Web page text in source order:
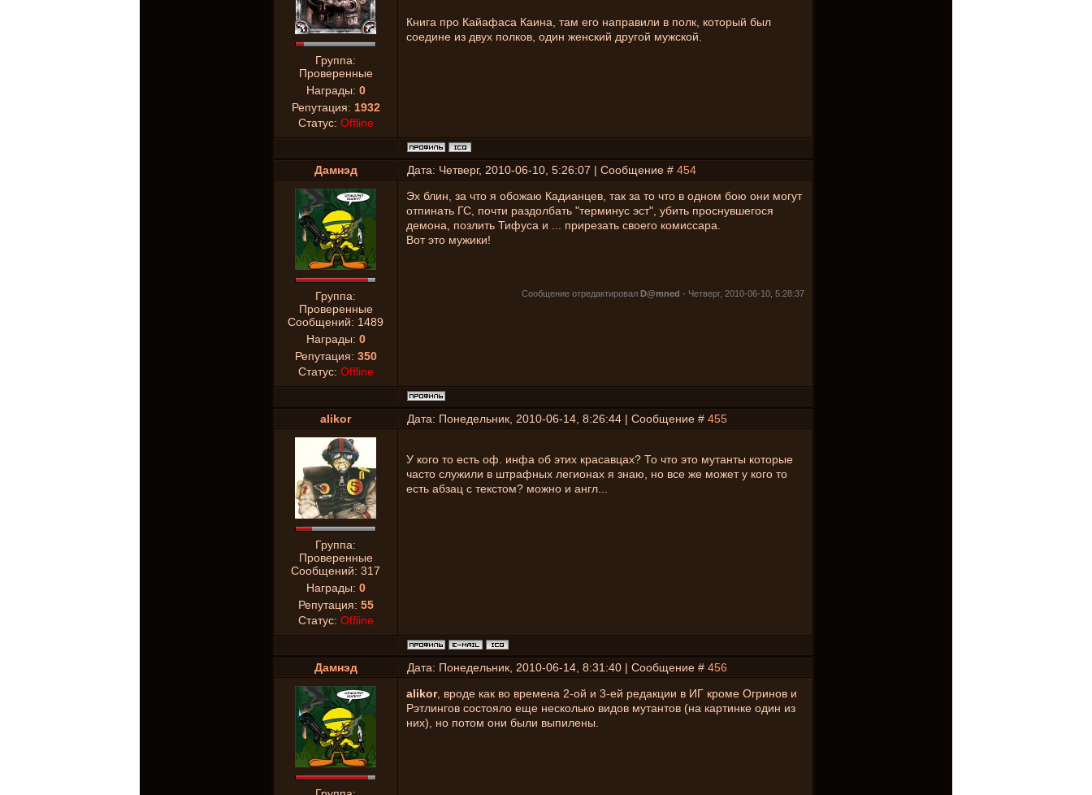
Группа:
Проверенные
Награды: 0
Репутация: 1932
Статус: Offline
Книга про Кайафаса Каина, там его направили в полк, который был
соедине из двух полков, один женский другой мужской.
Дамнэд Дата: Четверг, 2010-06-10, 5:26:07 | Сообщение # 454
Группа:
Проверенные
Сообщений: 1489
Награды: 0
Репутация: 350
Статус: Offline
Эх блин, за что я обожаю Кадианцев, так за то что в одном бою они могут
отпинать ГС, почти раздолбать "терминус эст", убить проснувшегося
демона, позлить Тифуса и ... прирезать своего комиссара.
Вот это мужики!
Сообщение отредактировал D@mned - Четверг, 2010-06-10, 5:28:37
alikor Дата: Понедельник, 2010-06-14, 8:26:44 | Сообщение # 455
Группа:
Проверенные
Сообщений: 317
Награды: 0
Репутация: 55
Статус: Offline
У кого то есть оф. инфа об этих красавцах? То что это мутанты которые
часто служили в штрафных легионах я знаю, но все же может у кого то
есть абзац с текстом? можно и англ...
Дамнэд Дата: Понедельник, 2010-06-14, 8:31:40 | Сообщение # 456
alikor, вроде как во времена 2-ой и 3-ей редакции в ИГ кроме Огринов и
Рэтлингов состояло еще несколько видов мутантов (на картинке один из
них), но потом они были выпилены.